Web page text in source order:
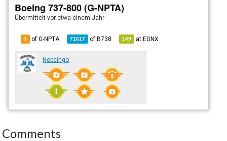
Boeing 737-800 (G-NPTA)
Übermitteltvor etwa einem Jahr
3 of G-NPTA 71617 ofB738 149 atEGNX
Nebdingo
Comments